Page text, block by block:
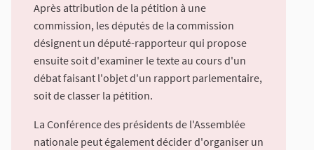
Après attribution de la pétition à une
commission, les députés de la commission
désignent un député-rapporteur qui propose
ensuite soit d'examiner le texte au cours d'un
débat faisant l'objet d'un rapport parlementaire,
soit de classer la pétition.
La Conférence des présidents de l'Assemblée
nationale peut également décider d'organiser un